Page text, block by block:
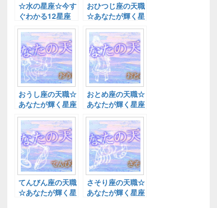
☆水の星座☆今す
ぐわかる12星座
のあなたの天職
おひつじ座の天職
☆あなたが輝く星
座別天職☆
おうし座の天職☆
あなたが輝く星座
別天職☆
おとめ座の天職☆
あなたが輝く星座
別天職☆
てんびん座の天職
☆あなたが輝く星
さそり座の天職☆
あなたが輝く星座